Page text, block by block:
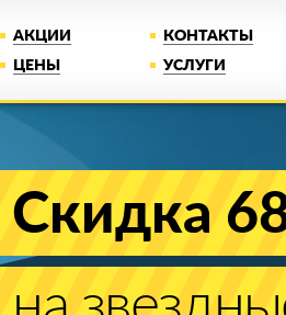
АКЦИИ КОНТАКТЫ
ЦЕНЫ УСЛУГИ
Скидка